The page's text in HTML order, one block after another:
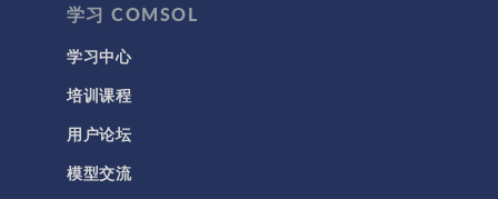
学习 COMSOL
学习中心
培训课程
用户论坛
模型交流